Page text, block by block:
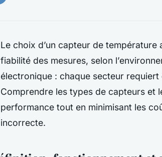
Le choix d’un capteur de
fiabilité des mesures, selon
électronique : chaque secteur
Comprendre les types de capteurs et
performance tout en minimisant les
incorrecte.